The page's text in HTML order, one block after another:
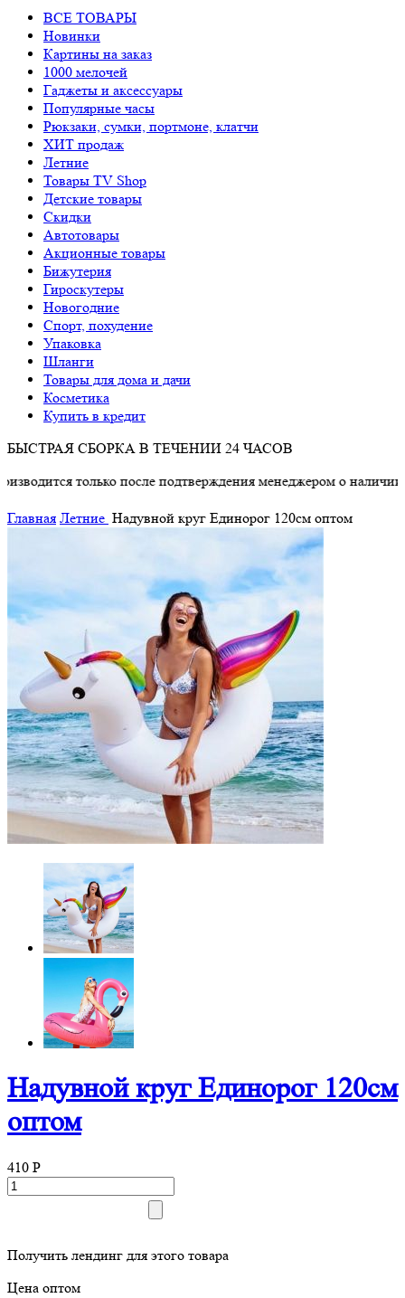
ВСЕ ТОВАРЫ
Новинки
Картины на заказ
1000 мелочей
Гаджеты и аксессуары
Популярные часы
Рюкзаки, сумки, портмоне, клатчи
ХИТ продаж
Летние
Товары TV Shop
Детские товары
Cкидки
Автотовары
Акционные товары
Бижутерия
Гироскутеры
Новогодние
Спорт, похудение
Упаковка
Шланги
Товары для дома и дачи
Косметика
Купить в кредит
БЫСТРАЯ СБОРКА В ТЕЧЕНИИ 24 ЧАСОВ
только после подтверждения менеджером о наличии товара.
Главная Летние Надувной круг Единорог 120см оптом
Надувной круг Единорог 120см
оптом
410 P
Получить лендинг для этого товара
Цена оптом